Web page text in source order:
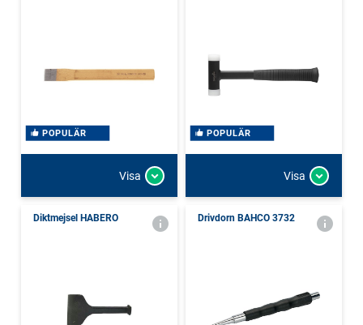
POPULÄR
Visa
POPULÄR
Visa
Diktmejsel HABERO Drivdorn BAHCO 3732